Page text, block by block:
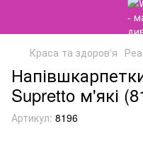
Краса та здоров'я
Supretto м'які
Артикул: 8196